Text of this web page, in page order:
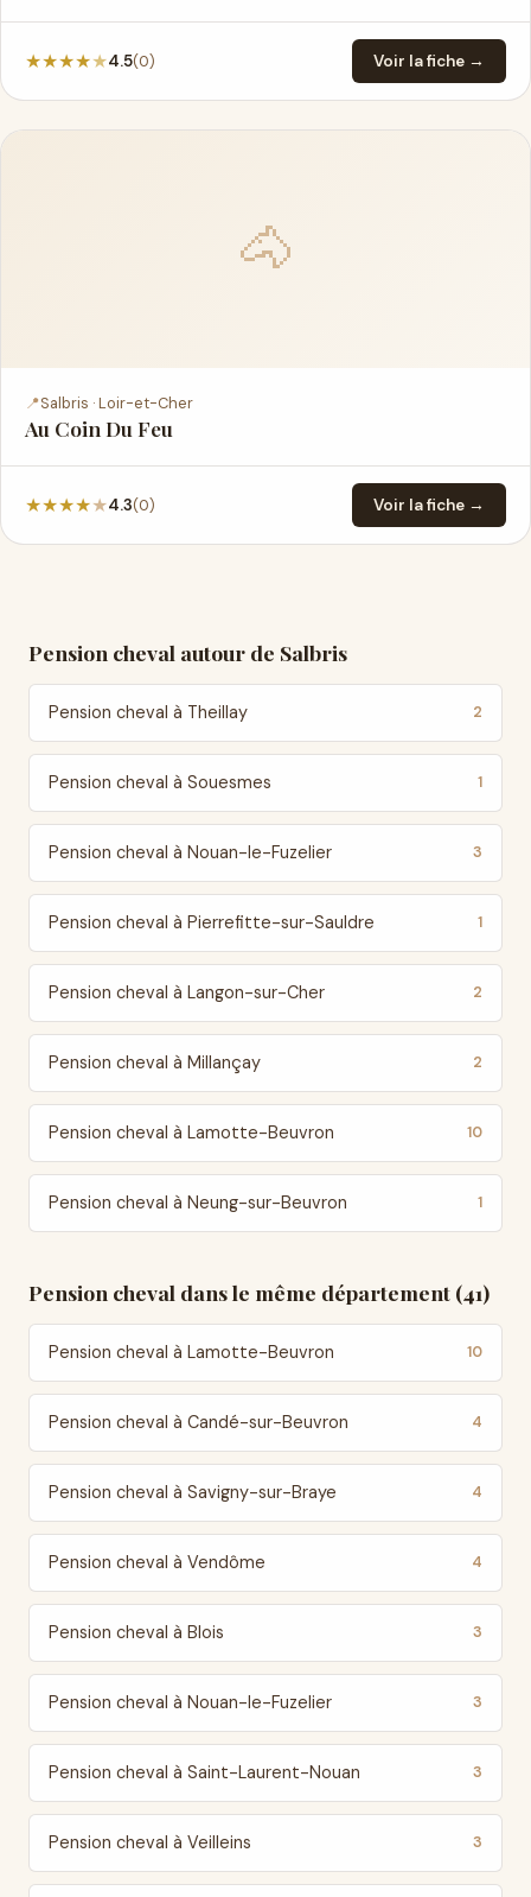
★★★★★4.5(0) Voir la fiche →
🐴
📍Salbris · Loir-et-Cher
Au Coin Du Feu
★★★★★4.3(0) Voir la fiche →
Pension cheval autour de Salbris
Pension cheval à Theillay 2
Pension cheval à Souesmes 1
Pension cheval à Nouan-le-Fuzelier 3
Pension cheval à Pierrefitte-sur-Sauldre 1
Pension cheval à Langon-sur-Cher 2
Pension cheval à Millançay 2
Pension cheval à Lamotte-Beuvron 10
Pension cheval à Neung-sur-Beuvron 1
Pension cheval dans le même département (41)
Pension cheval à Lamotte-Beuvron 10
Pension cheval à Candé-sur-Beuvron 4
Pension cheval à Savigny-sur-Braye 4
Pension cheval à Vendôme 4
Pension cheval à Blois 3
Pension cheval à Nouan-le-Fuzelier 3
Pension cheval à Saint-Laurent-Nouan 3
Pension cheval à Veilleins 3